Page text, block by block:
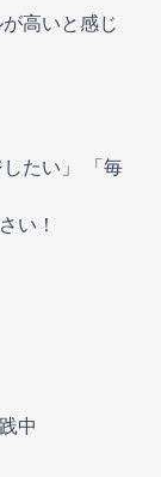
高いと感じ
たい」 「毎
い！
中